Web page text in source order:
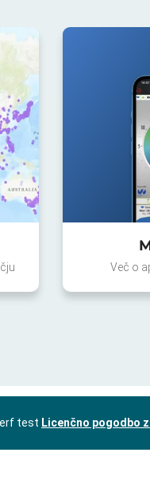
Več o
test Licenčno pogodbo